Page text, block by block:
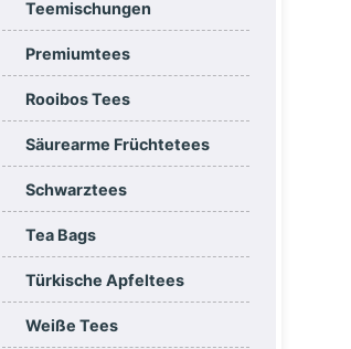
Teemischungen
Premiumtees
Rooibos Tees
Säurearme Früchtetees
Schwarztees
Tea Bags
Türkische Apfeltees
Weiße Tees